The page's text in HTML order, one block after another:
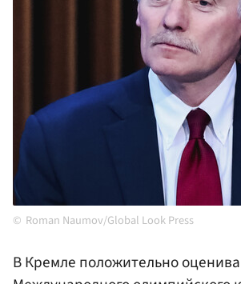
Roman Naumov/Global Look Press
В Кремле положительно